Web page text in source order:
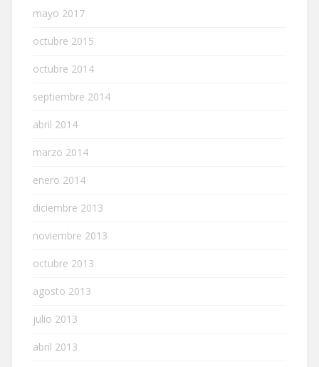
mayo 2017
octubre 2015
octubre 2014
septiembre 2014
abril 2014
marzo 2014
enero 2014
diciembre 2013
noviembre 2013
octubre 2013
agosto 2013
julio 2013
abril 2013